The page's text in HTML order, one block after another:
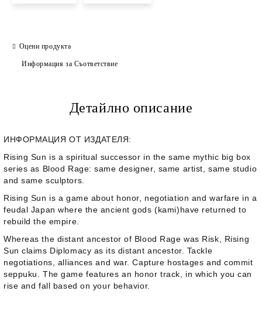
Оцени продукта
Информация за Съответствие
Детайлно описание
ИНФОРМАЦИЯ ОТ ИЗДАТЕЛЯ:
Rising Sun is a spiritual successor in the same mythic big box
series as Blood Rage: same designer, same artist, same studio
and same sculptors.
Rising Sun is a game about honor, negotiation and warfare in a
feudal Japan where the ancient gods(kami)have returned to
rebuild the empire.
Whereas the distant ancestor of Blood Rage was Risk
Rising
Sun claims Diplomacy as its distant ancestor. Tackle
negotiations, alliances and war. Capture hostages and commit
seppuku. The game features an honor track, in which you can
rise and fall based on your behavior.